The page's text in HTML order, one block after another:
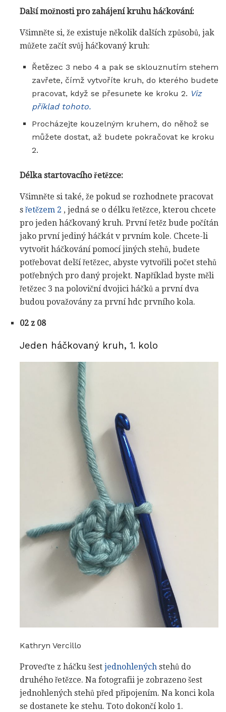
Další možnosti pro zahájení kruhu háčkování:
Všimněte si, že existuje několik dalších způsobů, jak
můžete začít svůj háčkovaný kruh:
Řetězec 3 nebo 4 a pak se sklouznutím stehem
zavřete, čímž vytvoříte kruh, do kterého budete
pracovat, když se přesunete ke kroku 2. Viz
příklad tohoto.
Procházejte kouzelným kruhem, do něhož se
můžete dostat, až budete pokračovat ke kroku
2.
Délka startovacího řetězce:
Všimněte si také, že pokud se rozhodnete pracovat
s řetězem 2 , jedná se o délku řetězce, kterou chcete
pro jeden háčkovaný kruh. První řetěz bude počítán
jako první jediný háčkát v prvním kole. Chcete-li
vytvořit háčkování pomocí jiných stehů, budete
potřebovat delší řetězec, abyste vytvořili počet stehů
potřebných pro daný projekt. Například byste měli
řetězec 3 na poloviční dvojici háčků a první dva
budou považovány za první hdc prvního kola.
02 z 08
Jeden háčkovaný kruh, 1. kolo
Kathryn Vercillo
Proveďte z háčku šest jednohlených stehů do
druhého řetězce. Na fotografii je zobrazeno šest
jednohlených stehů před připojením. Na konci kola
se dostanete ke stehu. Toto dokončí kolo 1.